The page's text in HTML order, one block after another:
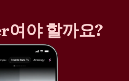
야 할까요?